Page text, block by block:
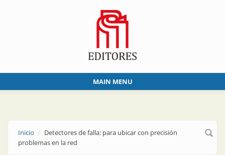
MAIN MENU
Inicio
Detectores de falla: para ubicar con precisión
problemas en la red